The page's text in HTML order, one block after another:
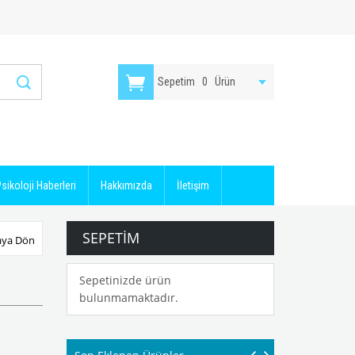
Sepetim 0 Ürün
Haberleri Hakkımızda İletişim
Dön SEPETIM
Sepetinizde ürün
bulunmamaktadır.